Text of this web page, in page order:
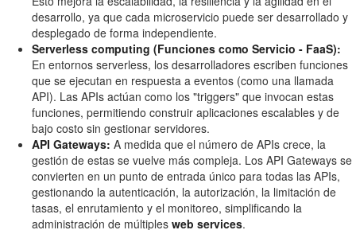
desarrollo, ya que cada microservicio puede ser desarrollado y
desplegado de forma independiente.
Serverless computing (Funciones como Servicio - FaaS):
En entornos serverless, los desarrolladores escriben funciones
que se ejecutan en respuesta a eventos (como una llamada
API). Las APIs actúan como los "triggers" que invocan estas
funciones, permitiendo construir aplicaciones escalables y de
bajo costo sin gestionar servidores.
API Gateways: A medida que el número de APIs crece, la
gestión de estas se vuelve más compleja. Los API Gateways se
convierten en un punto de entrada único para todas las APIs,
gestionando la autenticación, la autorización, la limitación de
tasas, el enrutamiento y el monitoreo, simplificando la
administración de múltiples web services.